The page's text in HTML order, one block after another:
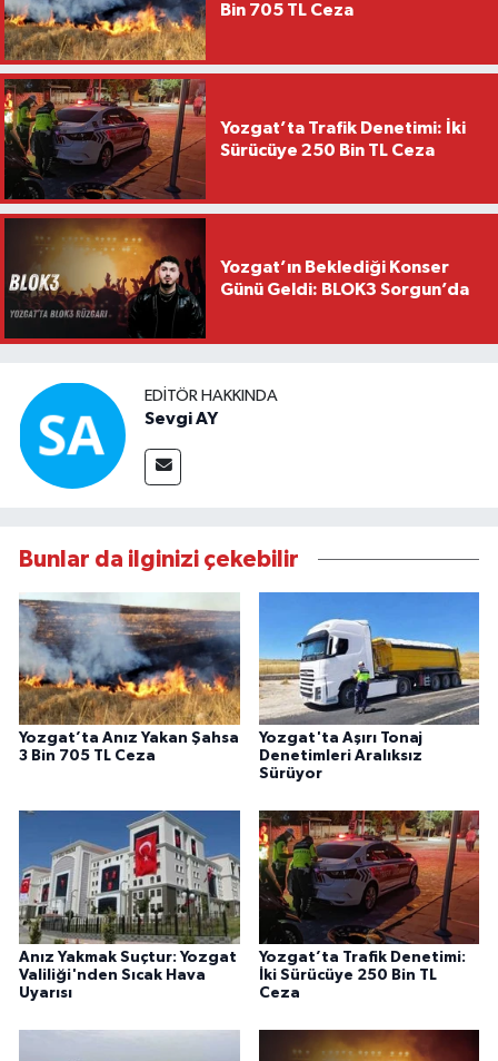
Bin 705 TL Ceza
Yozgat’ta Trafik Denetimi: İki
Sürücüye 250 Bin TL Ceza
Yozgat’ın Beklediği Konser
Günü Geldi: BLOK3 Sorgun’da
EDITÖR HAKKINDA
Sevgi AY
Bunlar da ilginizi çekebilir
Yozgat’ta Anız Yakan Şahsa
3 Bin 705 TL Ceza
Yozgat'ta Aşırı Tonaj
Denetimleri Aralıksız
Sürüyor
Anız Yakmak Suçtur: Yozgat
Valiliği'nden Sıcak Hava
Uyarısı
Yozgat’ta Trafik Denetimi:
İki Sürücüye 250 Bin TL
Ceza